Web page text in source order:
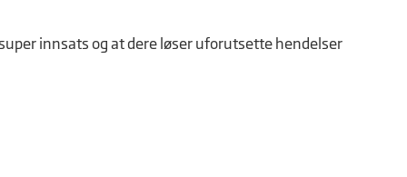
innsats og at dere løser uforutsette hendelser